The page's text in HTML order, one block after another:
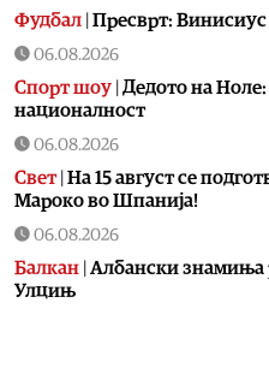
Фудбал Пресврт: Винисиус
06.08.2026
Спорт шоу Дедото на
националност
06.08.2026
Свет| На 15 август се
Мароко во Шпанија!
06.08.2026
Балкан Албански знамиња
Улцињ